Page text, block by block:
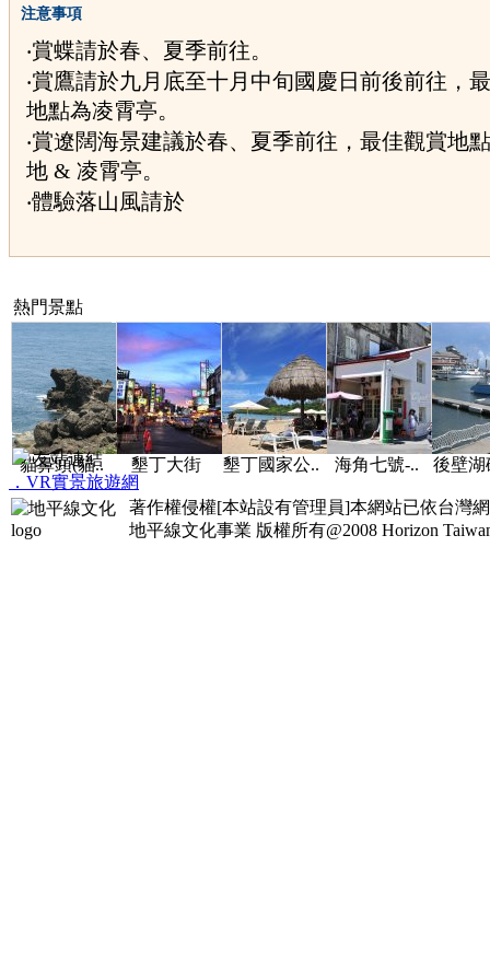
注意事項
‧賞蝶請於春、夏季前往。
‧賞鷹請於九月底至十月中旬國慶日前後前往，
地點為凌霄亭。
‧賞遼闊海景建議於春、夏季前往，最佳觀賞地
地 & 凌霄亭。
‧體驗落山風請於
熱門景點
貓鼻頭(貓.. 墾丁大街 墾丁國家公.. 海角七號-.. 後壁湖
友站連結
．VR實景旅遊網
著作權侵權[本站設有管理員]本網站已依台灣
地平線文化事業 版權所有@2008 Horizon